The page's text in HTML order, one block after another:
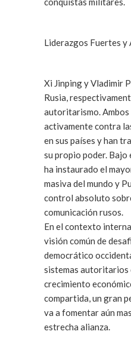
Liderazgos Fuertes
Xi Jinping y Vladimir
Rusia,
autoritarismo. Ambos
activamente contra
en sus países y han
su propio poder. Bajo
ha instaurado el
masiva del mundo y
control absoluto
comunicación rusos.
En el contexto
visión común de
democrático
sistemas autoritarios
crecimiento
compartida, un gran
va a fomentar aún
estrecha alianza.